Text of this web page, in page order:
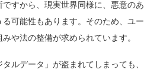
すから、現実世界同様に、悪意のあ
可能性もあります。そのため、ユー
や法の整備が求められています。
ルデータ」が盗まれてしまっても、